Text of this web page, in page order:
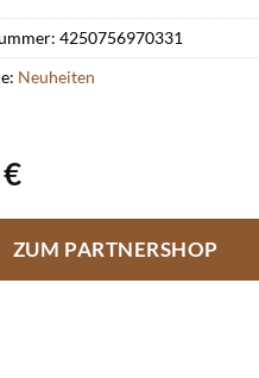
€
ZUM PARTNERSHOP
4250756970331
Neuheiten